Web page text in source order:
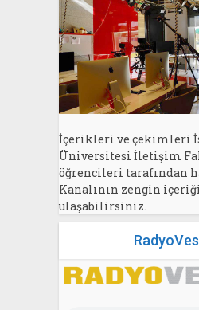
İçerikleri ve çekimleri
Üniversitesi İletişim
öğrencileri tarafından
Kanalının zengin
ulaşabilirsiniz.